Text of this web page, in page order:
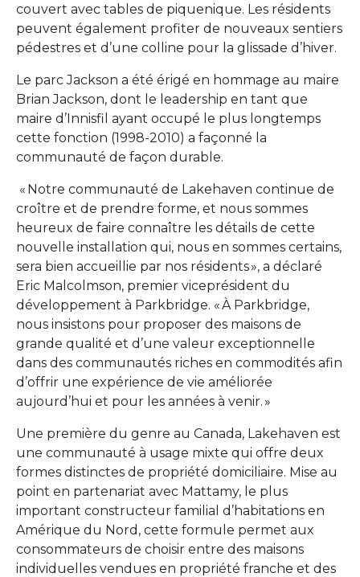
couvert avec tables de piquenique. Les résidents
peuvent également profiter de nouveaux sentiers
pédestres et d’une colline pour la glissade d’hiver.
Le parc Jackson a été érigé en hommage au maire
Brian Jackson, dont le leadership en tant que
maire d’Innisfil ayant occupé le plus longtemps
cette fonction (1998-2010) a façonné la
communauté de façon durable.
« Notre communauté de Lakehaven continue de
croître et de prendre forme, et nous sommes
heureux de faire connaître les détails de cette
nouvelle installation qui, nous en sommes certains,
sera bien accueillie par nos résidents », a déclaré
Eric Malcolmson, premier viceprésident du
développement à Parkbridge. « À Parkbridge,
nous insistons pour proposer des maisons de
grande qualité et d’une valeur exceptionnelle
dans des communautés riches en commodités afin
d’offrir une expérience de vie améliorée
aujourd’hui et pour les années à venir. »
Une première du genre au Canada, Lakehaven est
une communauté à usage mixte qui offre deux
formes distinctes de propriété domiciliaire. Mise au
point en partenariat avec Mattamy, le plus
important constructeur familial d’habitations en
Amérique du Nord, cette formule permet aux
consommateurs de choisir entre des maisons
individuelles vendues en propriété franche et des